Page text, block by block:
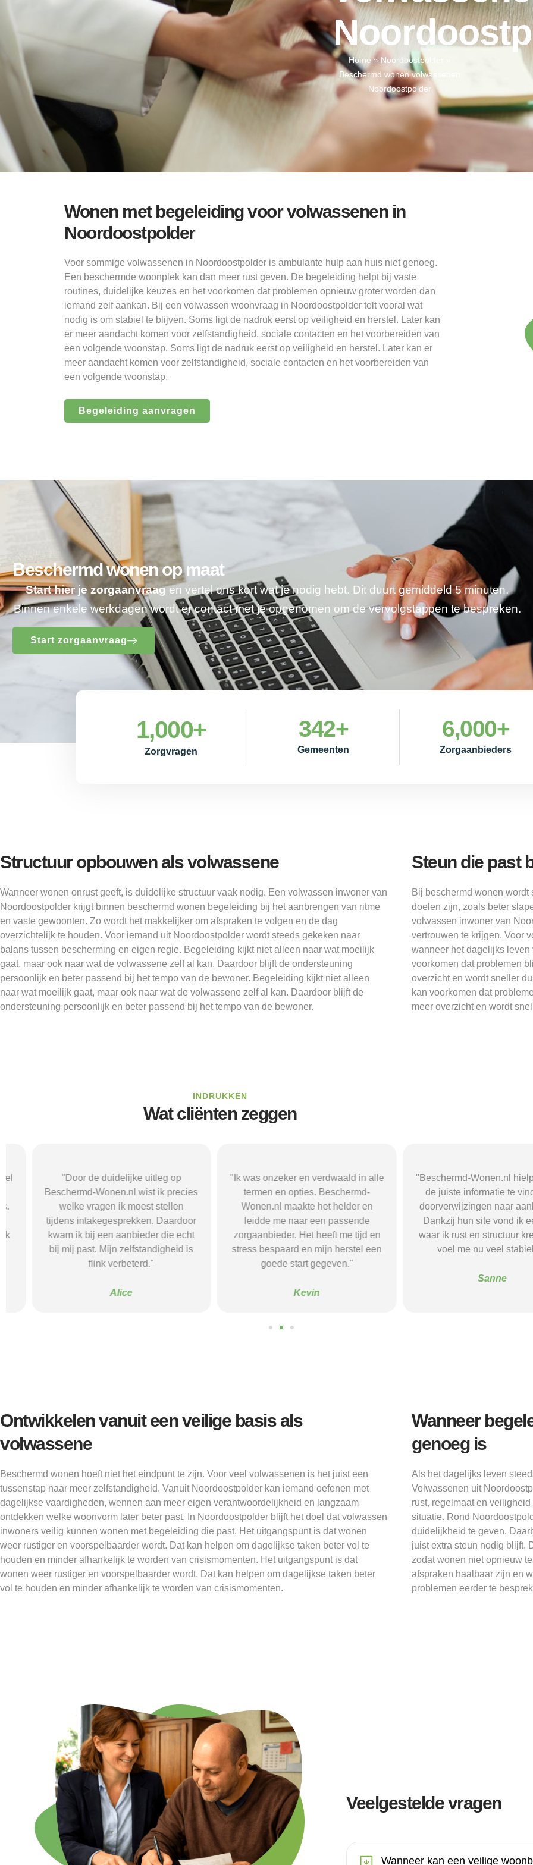
Home» Noordoostpolder
Beschermd wonen volwassenen
Noordoostpolder
Wonen met begeleiding voor volwassenen in
Noordoostpolder
Voor sommige volwassenen in Noordoostpolder is ambulante hulp aan huis niet genoeg.
Een beschermde woonplek kan dan meer rust geven. De begeleiding helpt bij vaste
routines, duidelijke keuzes en het voorkomen dat problemen opnieuw groter worden dan
iemand zelf aankan. Bij een volwassen woonvraag in Noordoostpolder telt vooral wat
nodig is om stabiel te blijven. Soms ligt de nadruk eerst op veiligheid en herstel. Later kan
er meer aandacht komen voor zelfstandigheid, sociale contacten en het voorbereiden van
een volgende woonstap. Soms ligt de nadruk eerst op veiligheid en herstel. Later kan er
meer aandacht komen voor zelfstandigheid, sociale contacten en het voorbereiden van
een volgende woonstap.
Begeleiding aanvragen
Beschermd wonen op maat
Start hier je zorgaanvraagen vertel ons kort wat je nodig hebt. Dit duurt gemiddeld 5 minuten.
Binnen enkele werkdagen wordt er contact met je opgenomen om de vervolgstappen te bespreken.
Start zorgaanvraag
Zorgvragen
1,000+
Gemeenten
342+
Zorgaanbieders
6,000+
Structuur opbouwen als volwassene
Wanneer wonen onrust geeft, is duidelijke structuur vaak nodig. Een volwassen inwoner van
Noordoostpolder krijgt binnen beschermd wonen begeleiding bij het aanbrengen van ritme
en vaste gewoonten. Zo wordt het makkelijker om afspraken te volgen en de dag
overzichtelijk te houden. Voor iemand uit Noordoostpolder wordt steeds gekeken naar
balans tussen bescherming en eigen regie. Begeleiding kijkt niet alleen naar wat moeilijk
gaat, maar ook naar wat de volwassene zelf al kan. Daardoor blijft de ondersteuning
persoonlijk en beter passend bij het tempo van de bewoner. Begeleiding kijkt niet alleen
naar wat moeilijk gaat, maar ook naar wat de volwassene zelf al kan. Daardoor blijft de
ondersteuning persoonlijk en beter passend bij het tempo van de bewoner.
Steun die past
Bij beschermd wonen
doelen zijn, zoals beter
volwassen inwoner van
vertrouwen te krijgen. Voor
wanneer het dagelijks
voorkomen dat problemen
overzicht en wordt sneller
kan voorkomen dat
meer overzicht en wordt
INDRUKKEN
Wat cliënten zeggen
"Door de duidelijke uitleg op
Beschermd-Wonen.nl wist ik precies
welke vragen ik moest stellen
tijdens intakegesprekken. Daardoor
kwam ik bij een aanbieder die echt
bij mij past. Mijn zelfstandigheid is
flink verbeterd."
"Ik was onzeker en verdwaald in alle
termen en opties. Beschermd-
Wonen.nl maakte het helder en
leidde me naar een passende
zorgaanbieder. Het heeft me tijd en
stress bespaard en mijn herstel een
goede start gegeven."
Kevin
"Beschermd-Wonen.nl hielp mij
de juiste informatie te vinden en
doorverwijzingen naar
Dankzij hun site vond ik een
waar ik rust en structuur kreeg —
voel me nu veel stabieler."
Sanne
Ontwikkelen vanuit een veilige basis als
volwassene
Beschermd wonen hoeft niet het eindpunt te zijn. Voor veel volwassenen is het juist een
tussenstap naar meer zelfstandigheid. Vanuit Noordoostpolder kan iemand oefenen met
dagelijkse vaardigheden, wennen aan meer eigen verantwoordelijkheid en langzaam
ontdekken welke woonvorm later beter past. In Noordoostpolder blijft het doel dat volwassen
inwoners veilig kunnen wonen met begeleiding die past. Het uitgangspunt is dat wonen
weer rustiger en voorspelbaarder wordt. Dat kan helpen om dagelijkse taken beter vol te
houden en minder afhankelijk te worden van crisismomenten. Het uitgangspunt is dat
wonen weer rustiger en voorspelbaarder wordt. Dat kan helpen om dagelijkse taken beter
vol te houden en minder afhankelijk te worden van crisismomenten.
Wanneer
genoeg is
Als het dagelijks leven
Volwassenen uit
rust, regelmaat en
situatie. Rond
duidelijkheid te geven.
juist extra steun nodig blijft.
zodat wonen niet opnieuw
afspraken haalbaar zijn en
problemen eerder te
Veelgestelde vragen
Wanneer kan een veilige